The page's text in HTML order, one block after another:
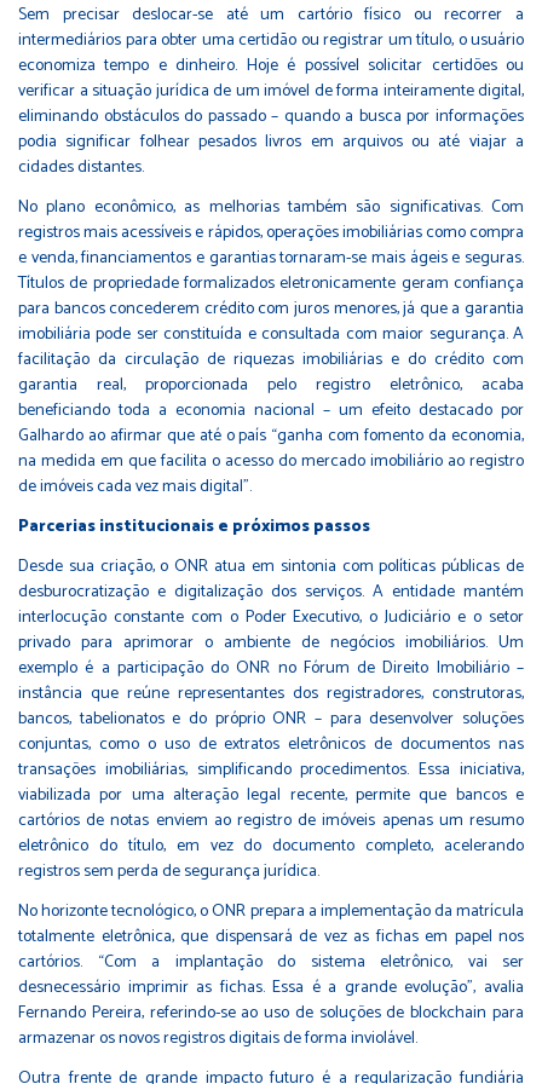
Sem precisar deslocar-se até um cartório físico ou recorrer a
intermediários para obter uma certidão ou registrar um título, o usuário
economiza tempo e dinheiro. Hoje é possível solicitar certidões ou
verificar a situação jurídica de um imóvel de forma inteiramente digital,
eliminando obstáculos do passado – quando a busca por informações
podia significar folhear pesados livros em arquivos ou até viajar a
cidades distantes.
No plano econômico, as melhorias também são significativas. Com
registros mais acessíveis e rápidos, operações imobiliárias como compra
e venda, financiamentos e garantias tornaram-se mais ágeis e seguras.
Títulos de propriedade formalizados eletronicamente geram confiança
para bancos concederem crédito com juros menores, já que a garantia
imobiliária pode ser constituída e consultada com maior segurança. A
facilitação da circulação de riquezas imobiliárias e do crédito com
garantia real, proporcionada pelo registro eletrônico, acaba
beneficiando toda a economia nacional – um efeito destacado por
Galhardo ao afirmar que até o país “ganha com fomento da economia,
na medida em que facilita o acesso do mercado imobiliário ao registro
de imóveis cada vez mais digital”​.
Parcerias institucionais e próximos passos
Desde sua criação, o ONR atua em sintonia com políticas públicas de
desburocratização e digitalização dos serviços. A entidade mantém
interlocução constante com o Poder Executivo, o Judiciário e o setor
privado para aprimorar o ambiente de negócios imobiliários. Um
exemplo é a participação do ONR no Fórum de Direito Imobiliário –
instância que reúne representantes dos registradores, construtoras,
bancos, tabelionatos e do próprio ONR – para desenvolver soluções
conjuntas, como o uso de extratos eletrônicos de documentos nas
transações imobiliárias, simplificando procedimentos​. Essa iniciativa,
viabilizada por uma alteração legal recente, permite que bancos e
cartórios de notas enviem ao registro de imóveis apenas um resumo
eletrônico do título, em vez do documento completo, acelerando
registros sem perda de segurança jurídica.
No horizonte tecnológico, o ONR prepara a implementação da matrícula
totalmente eletrônica, que dispensará de vez as fichas em papel nos
cartórios. “Com a implantação do sistema eletrônico, vai ser
desnecessário imprimir as fichas. Essa é a grande evolução”, avalia
Fernando Pereira​, referindo-se ao uso de soluções de blockchain para
armazenar os novos registros digitais de forma inviolável.
Outra frente de grande impacto futuro é a regularização fundiária